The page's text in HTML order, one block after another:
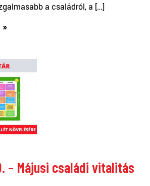
a családról, a […]
»
– Májusi családi vitalitás